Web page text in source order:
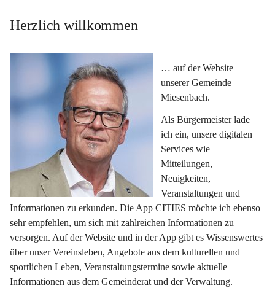
Herzlich willkommen
… auf der Website
unserer Gemeinde
Miesenbach.
Als Bürgermeister lade
ich ein, unsere digitalen
Services wie
Mitteilungen,
Neuigkeiten,
Veranstaltungen und
Informationen zu erkunden. Die App CITIES möchte ich ebenso
sehr empfehlen, um sich mit zahlreichen Informationen zu
versorgen. Auf der Website und in der App gibt es Wissenswertes
über unser Vereinsleben, Angebote aus dem kulturellen und
sportlichen Leben, Veranstaltungstermine sowie aktuelle
Informationen aus dem Gemeinderat und der Verwaltung.